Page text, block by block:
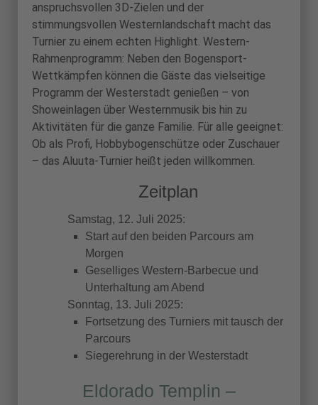
anspruchsvollen 3D-Zielen und der
stimmungsvollen Westernlandschaft macht das
Turnier zu einem echten Highlight. Western-
Rahmenprogramm: Neben den Bogensport-
Wettkämpfen können die Gäste das vielseitige
Programm der Westerstadt genießen – von
Showeinlagen über Westernmusik bis hin zu
Aktivitäten für die ganze Familie. Für alle geeignet:
Ob als Profi, Hobbybogenschütze oder Zuschauer
– das Aluuta-Turnier heißt jeden willkommen.
Zeitplan
Samstag, 12. Juli 2025:
Start auf den beiden Parcours am
Morgen
Geselliges Western-Barbecue und
Unterhaltung am Abend
Sonntag, 13. Juli 2025:
Fortsetzung des Turniers mit tausch der
Parcours
Siegerehrung in der Westerstadt
Eldorado Templin –